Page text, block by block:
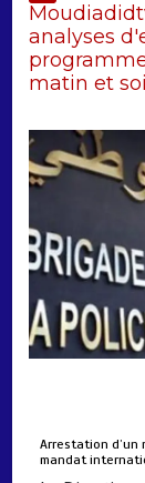
analyses
matin et
Arrestation d’un
mandat